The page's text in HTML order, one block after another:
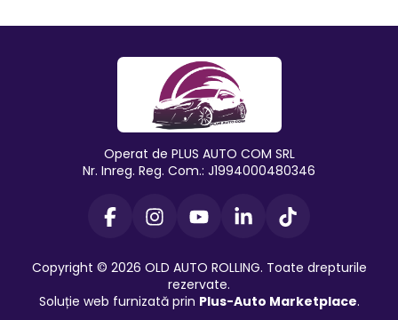
Operat de PLUS AUTO COM SRL
Nr. Inreg. Reg. Com.: J1994000480346
Copyright © 2026 OLD AUTO ROLLING. Toate drepturile
rezervate.
Soluție web furnizată prin Plus-Auto Marketplace.